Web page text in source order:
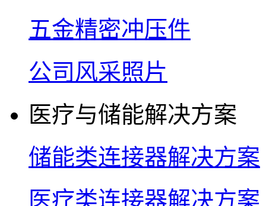
五金精密冲压件
公司风采照片
医疗与储能解决方案
储能类连接器解决方案
医疗类连接器解决方案